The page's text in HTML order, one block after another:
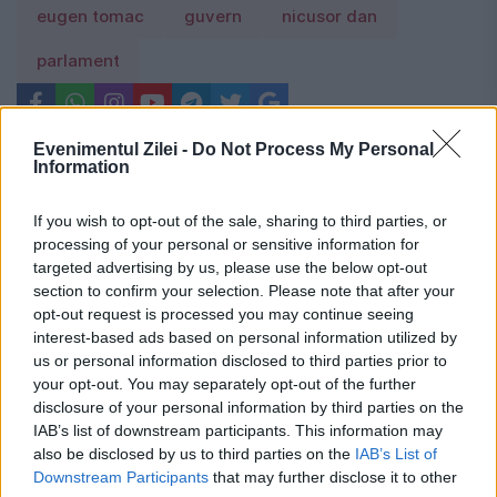
Evenimentul Zilei - Do Not Process My Personal
Information
If you wish to opt-out of the sale, sharing to third parties, or
processing of your personal or sensitive information for
targeted advertising by us, please use the below opt-out
section to confirm your selection. Please note that after your
opt-out request is processed you may continue seeing
interest-based ads based on personal information utilized by
us or personal information disclosed to third parties prior to
your opt-out. You may separately opt-out of the further
disclosure of your personal information by third parties on the
IAB’s list of downstream participants. This information may
also be disclosed by us to third parties on the IAB’s List of
Downstream Participants that may further disclose it to other
eugen tomac guvern nicusor dan
parlament